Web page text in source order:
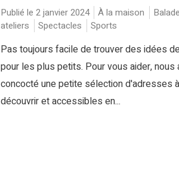
Publié le 2 janvier 2024 À la maison
ateliers
Spectacles Sports
Pas toujours facile de trouver des idées
pour les plus petits. Pour vous aider, nous
concocté une petite sélection d'adresses
découvrir et accessibles en...